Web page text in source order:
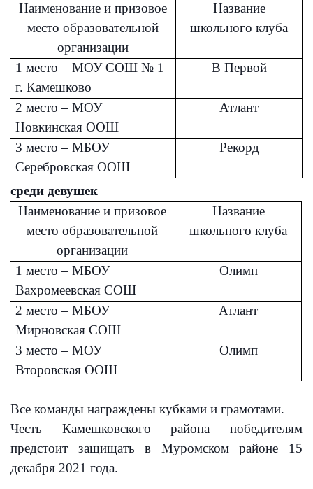
Наименование и призовое
место образовательной
организации
Название
школьного клуба
1 место – МОУ СОШ № 1
г. Камешково
В Первой
2 место – МОУ
Новкинская ООШ
Атлант
3 место – МБОУ
Серебровская ООШ
Рекорд
среди девушек
Наименование и призовое
место образовательной
организации
Название
школьного клуба
1 место – МБОУ
Вахромеевская СОШ
Олимп
2 место – МБОУ
Мирновская СОШ
Атлант
3 место – МОУ
Второвская ООШ
Олимп
Все команды награждены кубками и грамотами.
Честь Камешковского района победителям
предстоит защищать в Муромском районе 15
декабря 2021 года.
Имя
E-mail
Имя
E-mail
Имя